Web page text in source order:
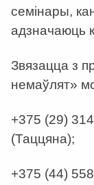
семінары,
адзначаюць
Звязацца з
немаўлят»
+375 (29)
(Таццяна);
+375 (44)